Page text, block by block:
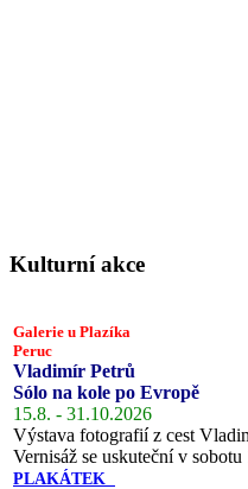
Kulturní akce
Galerie u Plazíka
Peruc
Vladimír Petrů
Sólo na kole po Evropě
15.8. - 31.10.2026
Výstava fotografií z cest
Vernisáž se uskuteční v
PLAKÁTEK